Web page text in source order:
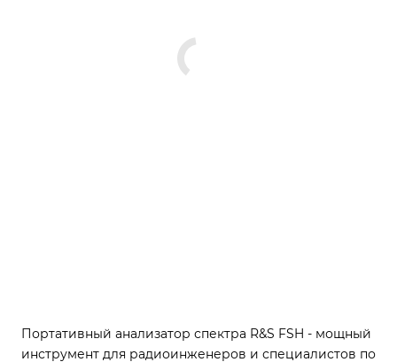
Портативный анализатор спектра R&S FSH - мощный
инструмент для радиоинженеров и специалистов по